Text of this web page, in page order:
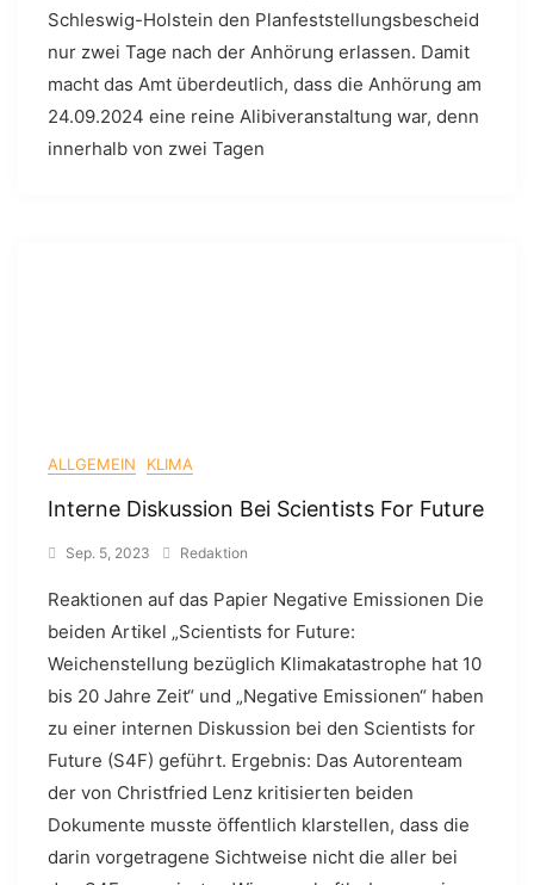
Schleswig-Holstein den Planfeststellungsbescheid
nur zwei Tage nach der Anhörung erlassen. Damit
macht das Amt überdeutlich, dass die Anhörung am
24.09.2024 eine reine Alibiveranstaltung war, denn
innerhalb von zwei Tagen
ALLGEMEIN KLIMA
Interne Diskussion Bei Scientists For Future
Sep. 5, 2023 Redaktion
Reaktionen auf das Papier Negative Emissionen Die
beiden Artikel „Scientists for Future:
Weichenstellung bezüglich Klimakatastrophe hat 10
bis 20 Jahre Zeit“ und „Negative Emissionen“ haben
zu einer internen Diskussion bei den Scientists for
Future (S4F) geführt. Ergebnis: Das Autorenteam
der von Christfried Lenz kritisierten beiden
Dokumente musste öffentlich klarstellen, dass die
darin vorgetragene Sichtweise nicht die aller bei